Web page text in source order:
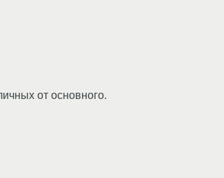
от основного.